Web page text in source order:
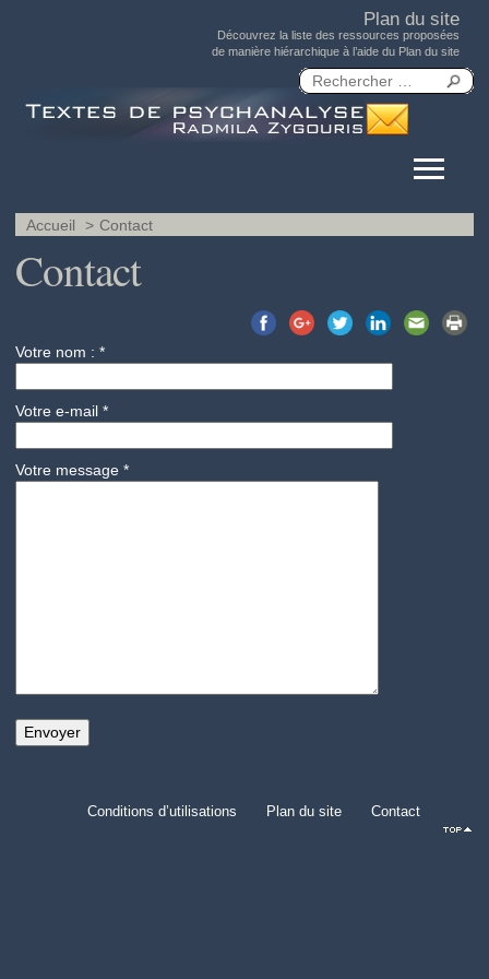
Plan du site
Découvrez la liste des ressources proposées
de manière hiérarchique à l’aide du Plan du site
Accueil Contact
Contact
Votre nom : *
Votre e-mail *
Votre message *
Conditions d’utilisations Plan du site Contact